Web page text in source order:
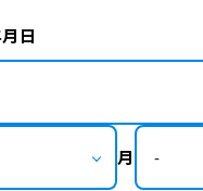
日
月